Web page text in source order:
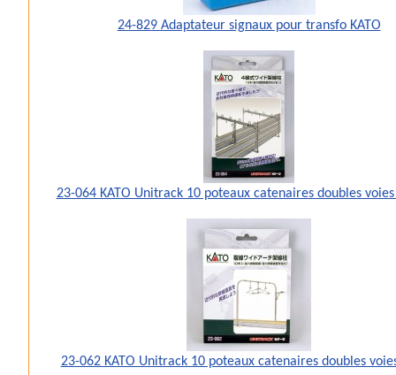
24-829 Adaptateur signaux pour transfo KATO
23-064 KATO Unitrack 10 poteaux catenaires doubles
23-062 KATO Unitrack 10 poteaux catenaires doubles